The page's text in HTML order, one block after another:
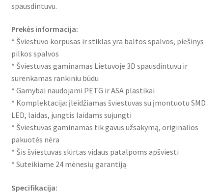
spausdintuvu.
Prekės informacija:
* Šviestuvo korpusas ir stiklas yra baltos spalvos, piešinys
pilkos spalvos
* Šviestuvas gaminamas Lietuvoje 3D spausdintuvu ir
surenkamas rankiniu būdu
* Gamybai naudojami PETG ir ASA plastikai
* Komplektacija: įleidžiamas šviestuvas su įmontuotu SMD
LED, laidas, jungtis laidams sujungti
* Šviestuvas gaminamas tik gavus užsakymą, originalios
pakuotės nėra
* Šis šviestuvas skirtas vidaus patalpoms apšviesti
* Suteikiame 24 mėnesių garantiją
Specifikacija: